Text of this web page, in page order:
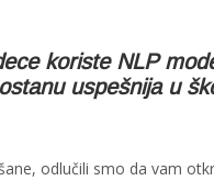
koriste NLP
uspešnija u
odlučili smo da vam